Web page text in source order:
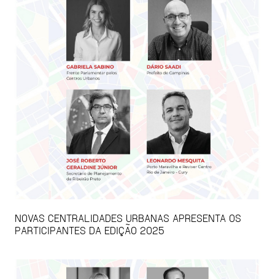
NOVAS CENTRALIDADES URBANAS APRESENTA OS
PARTICIPANTES DA EDIÇÃO 2025